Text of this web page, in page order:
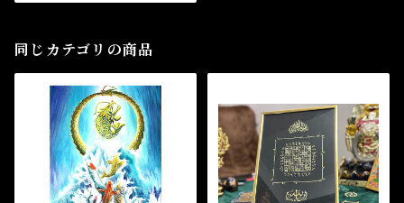
同じカテゴリの商品